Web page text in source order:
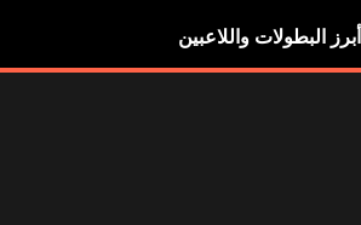
أبرز البطولات واللاعبين